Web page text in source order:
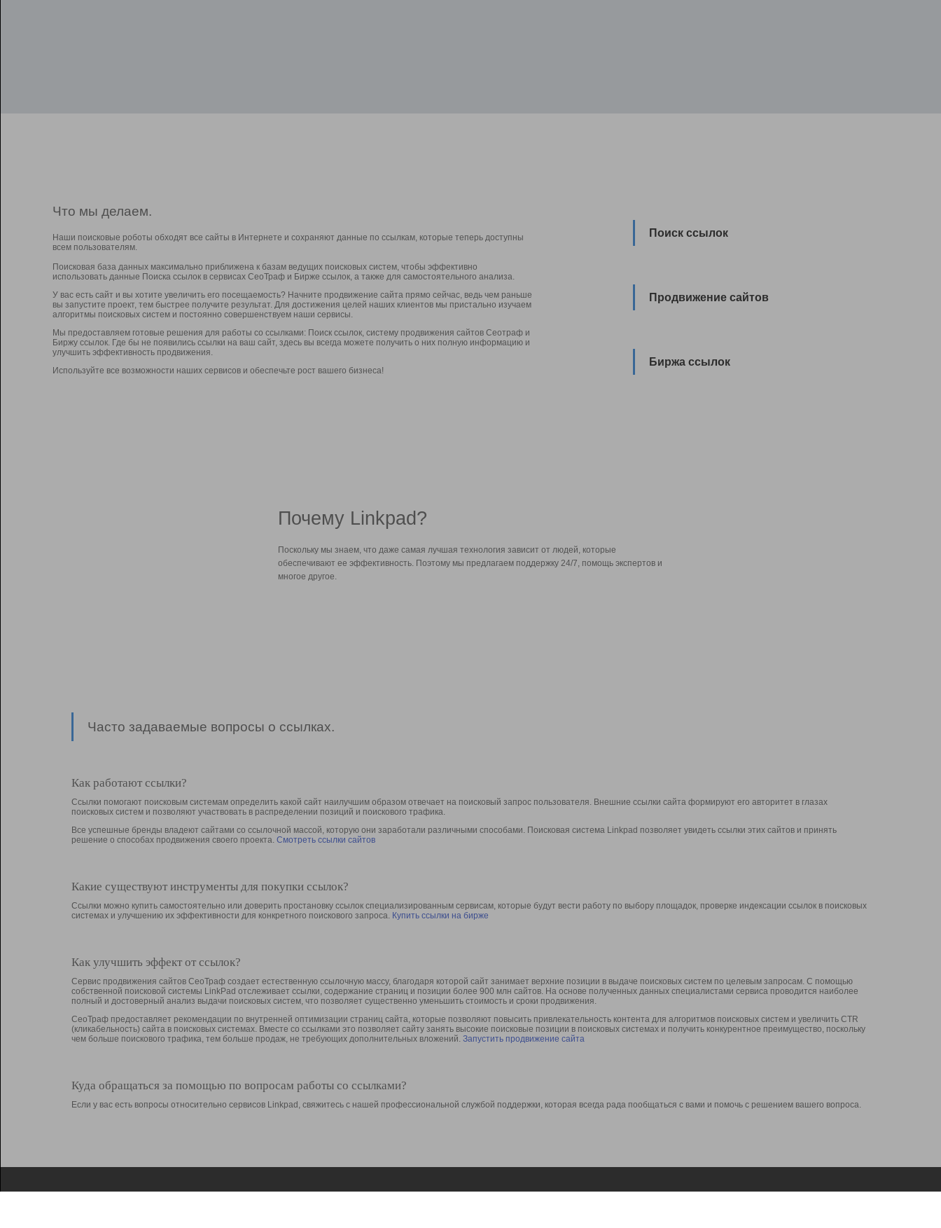
Что мы делаем.
Наши поисковые роботы обходят все сайты в Интернете и сохраняют данные по ссылкам, которые теперь доступны
всем пользователям.
Поисковая база данных максимально приближена к базам ведущих поисковых систем, чтобы эффективно
использовать данные Поиска ссылок в сервисах СеоТраф и Бирже ссылок, а также для самостоятельного анализа.
У вас есть сайт и вы хотите увеличить его посещаемость? Начните продвижение сайта прямо сейчас, ведь чем раньше
вы запустите проект, тем быстрее получите результат. Для достижения целей наших клиентов мы пристально изучаем
алгоритмы поисковых систем и постоянно совершенствуем наши сервисы.
Мы предоставляем готовые решения для работы со ссылками: Поиск ссылок, систему продвижения сайтов Сеотраф и
Биржу ссылок. Где бы не появились ссылки на ваш сайт, здесь вы всегда можете получить о них полную информацию и
улучшить эффективность продвижения.
Используйте все возможности наших сервисов и обеспечьте рост вашего бизнеса!
Поиск ссылок
Продвижение сайтов
Биржа ссылок
Почему Linkpad?
Поскольку мы знаем, что даже самая лучшая технология зависит от людей, которые
обеспечивают ее эффективность. Поэтому мы предлагаем поддержку 24/7, помощь экспертов и
многое другое.
Часто задаваемые вопросы о ссылках.
Как работают ссылки?
Ссылки помогают поисковым системам определить какой сайт наилучшим образом отвечает на поисковый запрос пользователя. Внешние ссылки сайта формируют его авторитет в глазах
поисковых систем и позволяют участвовать в раcпределении позиций и поискового трафика.
Все успешные бренды владеют сайтами со ссылочной массой, которую они заработали различными способами. Поисковая система Linkpad позволяет увидеть ссылки этих сайтов и принять
решение о способах продвижения своего проекта. Смотреть ссылки сайтов
Какие существуют инструменты для покупки ссылок?
Ссылки можно купить самостоятельно или доверить простановку ссылок специализированным сервисам, которые будут вести работу по выбору площадок, проверке индексации ссылок в поисковых
системах и улучшению их эффективности для конкретного поискового запроса. Купить ссылки на бирже
Как улучшить эффект от ссылок?
Сервис продвижения сайтов СеоТраф создает естественную ссылочную массу, благодаря которой сайт занимает верхние позиции в выдаче поисковых систем по целевым запросам. С помощью
собственной поисковой системы LinkPad отслеживает ссылки, содержание страниц и позиции более 900 млн сайтов. На основе полученных данных специалистами сервиса проводится наиболее
полный и достоверный анализ выдачи поисковых систем, что позволяет существенно уменьшить стоимость и сроки продвижения.
СеоТраф предоставляет рекомендации по внутренней оптимизации страниц сайта, которые позволяют повысить привлекательность контента для алгоритмов поисковых систем и увеличить CTR
(кликабельность) сайта в поисковых системах. Вместе со ссылками это позволяет сайту занять высокие поисковые позиции в поисковых системах и получить конкурентное преимущество, поскольку
чем больше поискового трафика, тем больше продаж, не требующих дополнительных вложений. Запустить продвижение сайта
Куда обращаться за помощью по вопросам работы со ссылками?
Если у вас есть вопросы относительно сервисов Linkpad, свяжитесь с нашей профессиональной службой поддержки, которая всегда рада пообщаться с вами и помочь с решением вашего вопроса.